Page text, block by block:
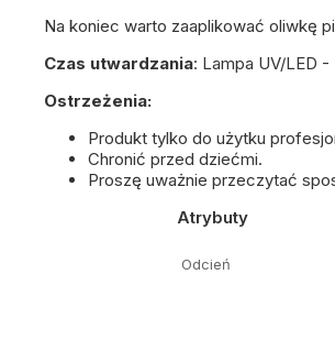
Na koniec warto zaaplikować oliwkę
Czas utwardzania: Lampa UV/LED
Ostrzeżenia:
Produkt tylko do użytku
Chronić przed dziećmi.
Proszę uważnie przeczytać
Atrybuty
Odcień